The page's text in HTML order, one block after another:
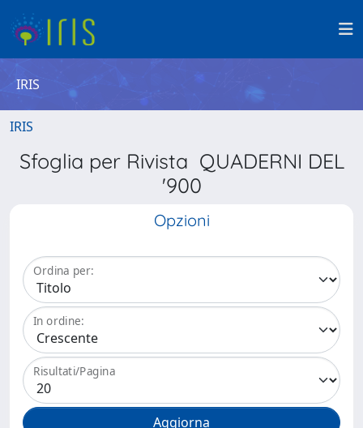
IRIS
IRIS
Sfoglia per Rivista QUADERNI DEL
'900
Opzioni
Ordina per:
In ordine:
Risultati/Pagina